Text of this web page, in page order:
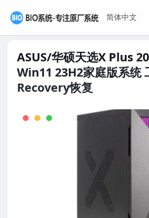
ASUS/华硕天选X Plus
Win11 23H2家庭版系统
Recovery恢复